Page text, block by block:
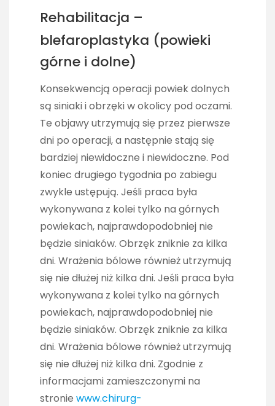
Rehabilitacja –
blefaroplastyka (powieki
górne i dolne)
Konsekwencją operacji powiek dolnych
są siniaki i obrzęki w okolicy pod oczami.
Te objawy utrzymują się przez pierwsze
dni po operacji, a następnie stają się
bardziej niewidoczne i niewidoczne. Pod
koniec drugiego tygodnia po zabiegu
zwykle ustępują. Jeśli praca była
wykonywana z kolei tylko na górnych
powiekach, najprawdopodobniej nie
będzie siniaków. Obrzęk zniknie za kilka
dni. Wrażenia bólowe również utrzymują
się nie dłużej niż kilka dni. Jeśli praca była
wykonywana z kolei tylko na górnych
powiekach, najprawdopodobniej nie
będzie siniaków. Obrzęk zniknie za kilka
dni. Wrażenia bólowe również utrzymują
się nie dłużej niż kilka dni. Zgodnie z
informacjami zamieszczonymi na
stronie www.chirurg-